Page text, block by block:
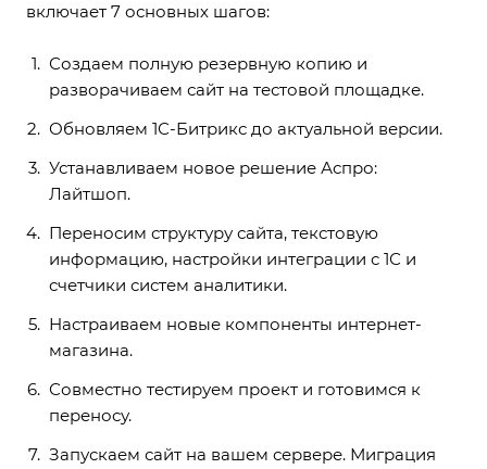
включает 7 основных шагов:
Создаем полную резервную копию и
разворачиваем сайт на тестовой площадке.
Обновляем 1С-Битрикс до актуальной версии.
Устанавливаем новое решение Аспро:
Лайтшоп.
Переносим структуру сайта, текстовую
информацию, настройки интеграции с 1С и
счетчики систем аналитики.
Настраиваем новые компоненты интернет-
магазина.
Совместно тестируем проект и готовимся к
переносу.
Запускаем сайт на вашем сервере. Миграция